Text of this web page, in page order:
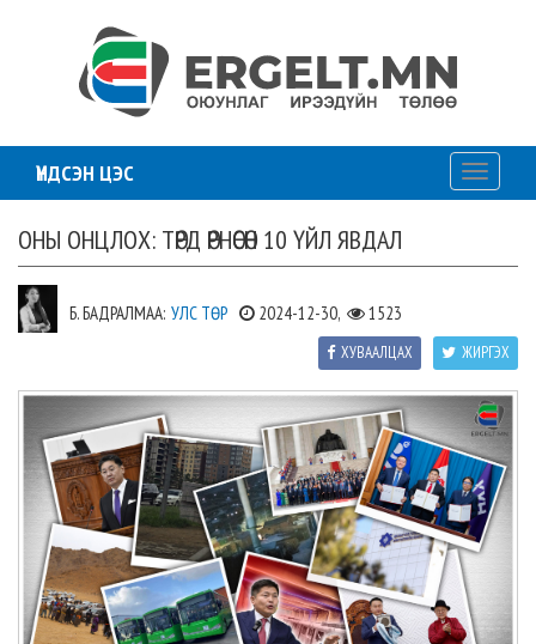
ҮНДСЭН ЦЭС
Toggle
ОНЫ ОНЦЛОХ: ТӨРД ӨРНӨСӨН 10 ҮЙЛ ЯВДАЛ
Б. БАДРАЛМАА: УЛС ТӨР 2024-12-30, 1523
ЖИРГЭХ
ХУВААЛЦАХ